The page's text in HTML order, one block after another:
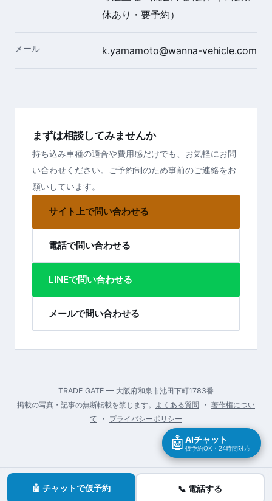
休あり・要予約）
メール k.yamamoto@wanna-vehicle.com
まずは相談してみませんか
持ち込み車種の適合や費用感だけでも、お気軽にお問
い合わせください。ご予約制のため事前のご連絡をお
願いしています。
サイト上で問い合わせる
電話で問い合わせる
LINEで問い合わせる
メールで問い合わせる
TRADE GATE — 大阪府和泉市池田下町1783番
掲載の写真・記事の無断転載を禁じます。 よくある質問 ・ 著作権につい
て ・ プライバシーポリシー
🤖 チャットで仮予約 📞 電話する
🤖 AIチャット
仮予約OK・24時間対応